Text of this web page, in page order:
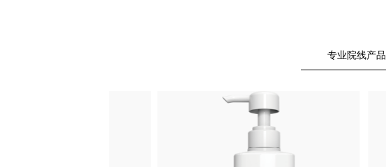
专业院线产品